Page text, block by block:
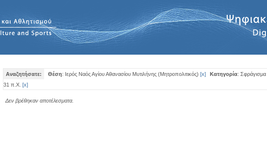
Αναζητήσατε: Θέση: Ιερός Ναός Αγίου Αθανασίου Μυτιλήνης (Μητροπολιτικός) [x] Κατηγορία: Σφράγισμα
31 π.Χ. [x]
Δεν βρέθηκαν αποτέλεσματα.